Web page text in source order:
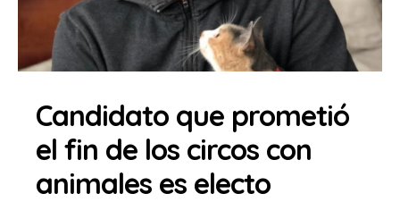
Candidato que prometió
el fin de los circos con
animales es electo